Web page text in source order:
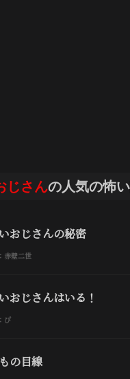
じさんの人気の怖
おじさんの秘密
赤壁二世
おじさんはいる！
ぴ
の目線